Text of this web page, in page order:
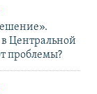
Центральной
проблемы?